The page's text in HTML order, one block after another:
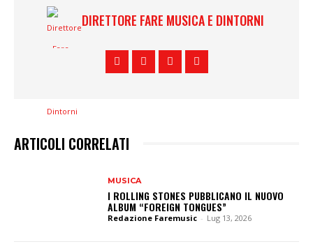
DIRETTORE FARE MUSICA E DINTORNI
ARTICOLI CORRELATI
MUSICA
I ROLLING STONES PUBBLICANO IL NUOVO
ALBUM “FOREIGN TONGUES”
Redazione Faremusic - Lug 13, 2026